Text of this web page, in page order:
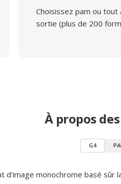
Choisissez pam ou
sortie (plus de 200
À propos
G4
d'image monochrome basé sûr